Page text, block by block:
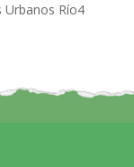
Urbanos Río4